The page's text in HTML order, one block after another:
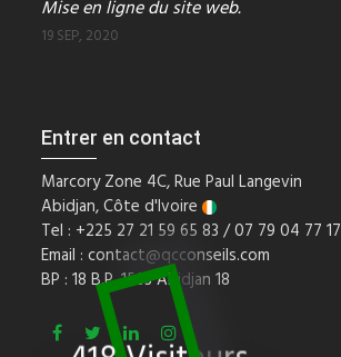
Mise en ligne du site web.
19 SEP, 2020
Entrer en contact
Marcory Zone 4C, Rue Paul Langevin
Abidjan, Côte d'Ivoire
Tel : +225 27 21 59 65 83 / 07 79 04 77 17
Email :contact@qcconseils.com
BP : 18 B.P. 1563 Abidjan 18